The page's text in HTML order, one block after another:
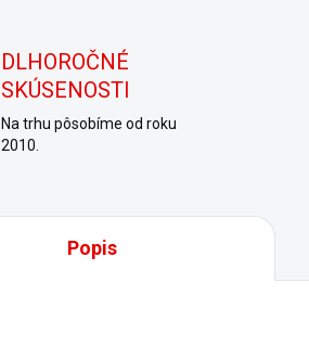
DLHOROČNÉ
SKÚSENOSTI
Na trhu pôsobíme od roku
2010.
Popis